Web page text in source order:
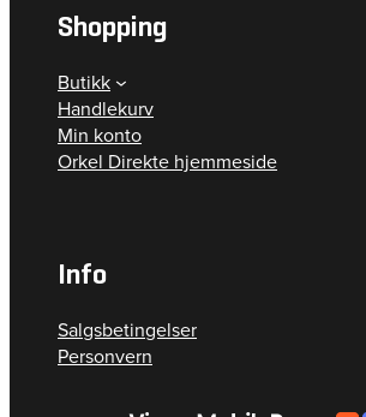
Shopping
Butikk
Handlekurv
Min konto
Orkel Direkte hjemmeside
Info
Salgsbetingelser
Personvern